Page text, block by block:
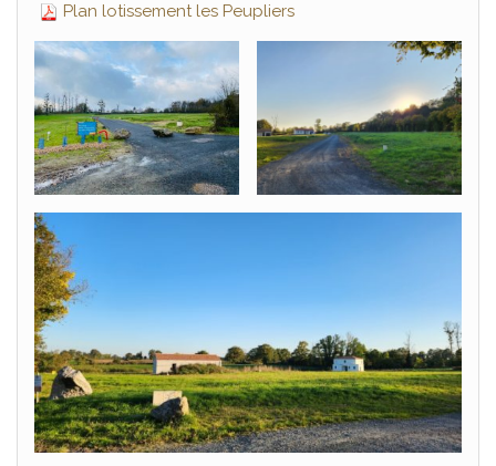
Plan lotissement les Peupliers